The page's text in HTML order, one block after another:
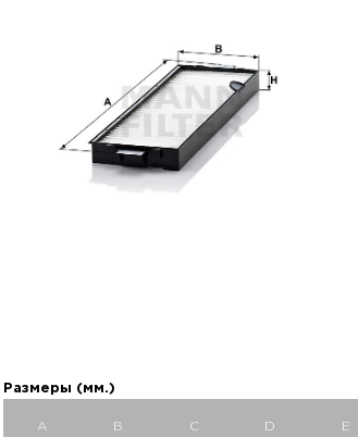
Размеры (мм.)
A B C D E